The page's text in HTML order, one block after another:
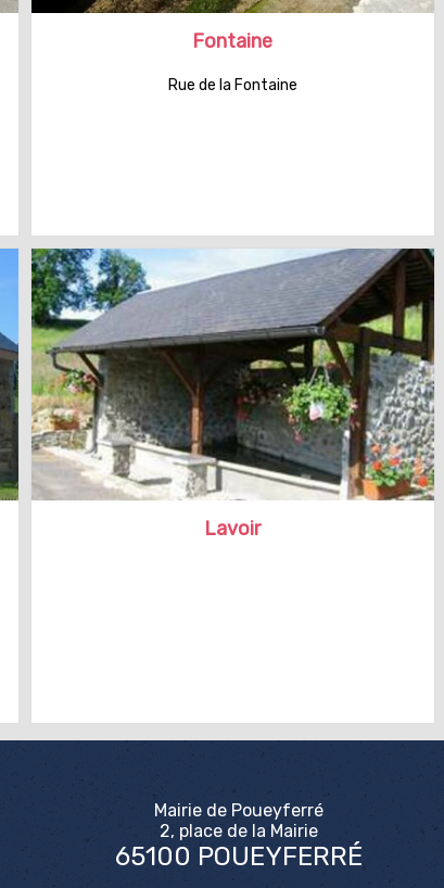
Fontaine
Rue de la Fontaine
Lavoir
Mairie de Poueyferré
2, place de la Mairie
65100 POUEYFERRÉ